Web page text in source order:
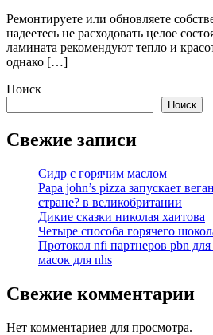
Ремонтируете или обновляете
надеетесь не расходовать целое
ламината рекомендуют тепло и
однако […]
Поиск
Поиск
Свежие записи
Сидр с горячим маслом
Papa john’s pizza запускает
стране? в великобритании
Дикие сказки николая хаитова
Четыре способа горячего
Протокол nfi партнеров pbn
масок для nhs
Свежие комментарии
Нет комментариев для просмотра.